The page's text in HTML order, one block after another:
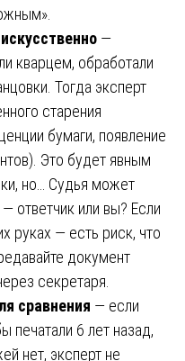
—
кварцем, обработали
Тогда эксперт
старения
бумаги, появление
Это будет явным
но… Судья может
ответчик или вы? Если
руках — есть риск, что
документ
секретаря.
сравнения — если
печатали 6 лет назад,
нет, эксперт не